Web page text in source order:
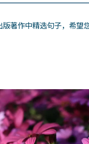
版著作中精选句子，希望